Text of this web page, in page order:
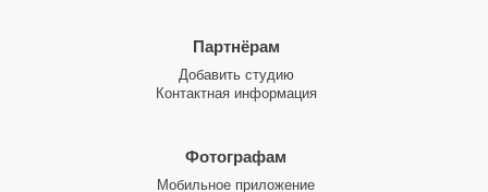
Партнёрам
Добавить студию
Контактная информация
Фотографам
Мобильное приложение